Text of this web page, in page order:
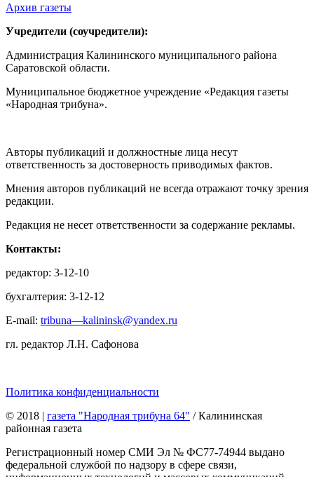
Архив газеты
Учредители (соучредители):
Администрация Калининского муниципального района
Саратовской области.
Муниципальное бюджетное учреждение «Редакция газеты
«Народная трибуна».
Авторы публикаций и должностные лица несут
ответственность за достоверность приводимых фактов.
Мнения авторов публикаций не всегда отражают точку зрения
редакции.
Редакция не несет ответственности за содержание рекламы.
Контакты:
редактор: 3-12-10
бухгалтерия: 3-12-12
E-mail: tribuna—kalininsk@yandex.ru
гл. редактор Л.Н. Сафонова
Политика конфиденциальности
© 2018 | газета "Народная трибуна 64" / Калининская
районная газета
Регистрационный номер СМИ Эл № ФС77-74944 выдано
федеральной службой по надзору в сфере связи,